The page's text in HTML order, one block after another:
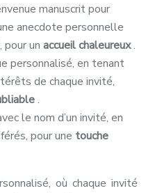
manuscrit pour
anecdote personnelle
pour un accueil chaleureux.
personnalisé, en tenant
de chaque invité,
.
le nom d’un invité, en
pour une touche
où chaque invité